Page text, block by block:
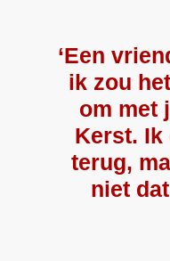
‘Een
ik zou
om met
Kerst. Ik
terug,
niet